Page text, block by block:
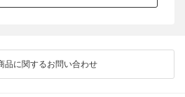
品に関するお問い合わせ